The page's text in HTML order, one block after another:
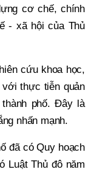
cơ chế, chính
- xã hội của Thủ
cứu khoa học,
thực tiễn quản
phố. Đây là
nhấn mạnh.
đã có Quy hoạch
Luật Thủ đô năm